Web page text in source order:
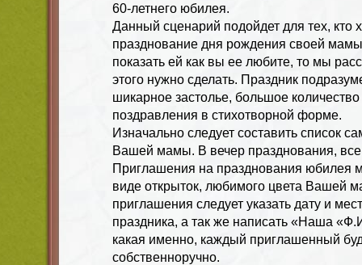
60-летнего юбилея.
Данный сценарий подойдет для тех, кто
празднование дня рождения своей
показать ей как вы ее любите, то мы
этого нужно сделать. Праздник
шикарное застолье, большое
поздравления в стихотворной форме.
Изначально следует составить список
Вашей мамы. В вечер празднования,
Приглашения на празднования юбилея
виде открыток, любимого цвета Вашей
приглашения следует указать дату и
праздника, а так же написать «Наша
какая именно, каждый приглашенный
собственноручно.